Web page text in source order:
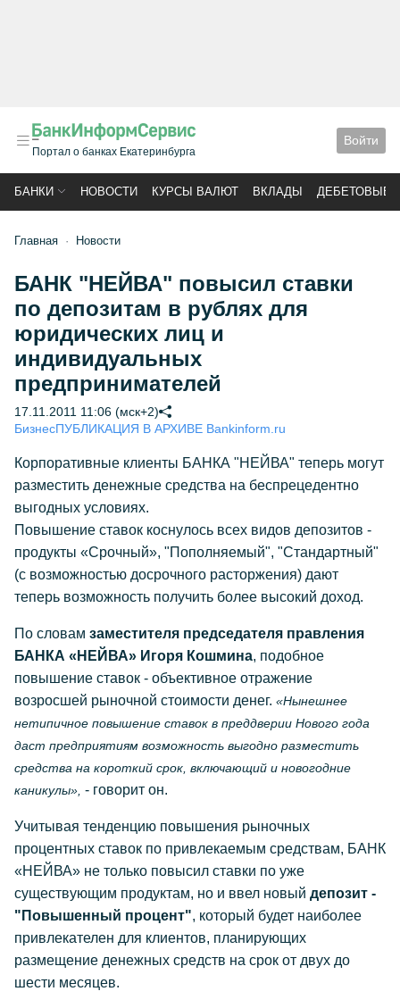
Портал о банках Екатеринбурга
Войти
БАНКИ НОВОСТИ КУРСЫ ВАЛЮТ ВКЛАДЫ ДЕБЕТОВЫЕ
Главная Новости
БАНК "НЕЙВА" повысил ставки
по депозитам в рублях для
юридических лиц и
индивидуальных
предпринимателей
17.11.2011 11:06 (мск+2)
БизнесПУБЛИКАЦИЯ В АРХИВЕ Bankinform.ru
Корпоративные клиенты БАНКА "НЕЙВА" теперь могут
разместить денежные средства на беспрецедентно
выгодных условиях.
Повышение ставок коснулось всех видов депозитов -
продукты «Срочный», "Пополняемый", "Стандартный"
(с возможностью досрочного расторжения) дают
теперь возможность получить более высокий доход.
По словам заместителя председателя правления
БАНКА «НЕЙВА» Игоря Кошмина, подобное
повышение ставок - объективное отражение
возросшей рыночной стоимости денег. «Нынешнее
нетипичное повышение ставок в преддверии Нового года
даст предприятиям возможность выгодно разместить
средства на короткий срок, включающий и новогодние
каникулы», - говорит он.
Учитывая тенденцию повышения рыночных
процентных ставок по привлекаемым средствам, БАНК
«НЕЙВА» не только повысил ставки по уже
существующим продуктам, но и ввел новый депозит -
"Повышенный процент", который будет наиболее
привлекателен для клиентов, планирующих
размещение денежных средств на срок от двух до
шести месяцев.